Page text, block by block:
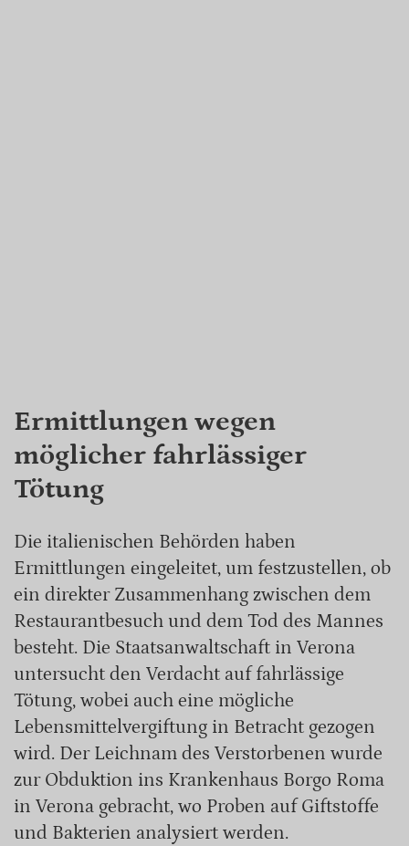
Ermittlungen wegen
möglicher fahrlässiger
Tötung
Die italienischen Behörden haben
Ermittlungen eingeleitet, um festzustellen, ob
ein direkter Zusammenhang zwischen dem
Restaurantbesuch und dem Tod des Mannes
besteht. Die Staatsanwaltschaft in Verona
untersucht den Verdacht auf fahrlässige
Tötung, wobei auch eine mögliche
Lebensmittelvergiftung in Betracht gezogen
wird. Der Leichnam des Verstorbenen wurde
zur Obduktion ins Krankenhaus Borgo Roma
in Verona gebracht, wo Proben auf Giftstoffe
und Bakterien analysiert werden.